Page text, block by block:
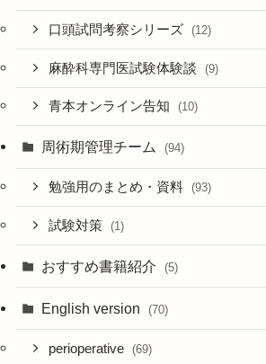
口頭試問考察シリーズ (12)
麻酔科専門医試験体験談 (9)
青本オンライン告知 (10)
周術期管理チーム (94)
勉強用のまとめ・資料 (93)
試験対策 (1)
おすすめ書籍紹介 (5)
English version (70)
perioperative (69)